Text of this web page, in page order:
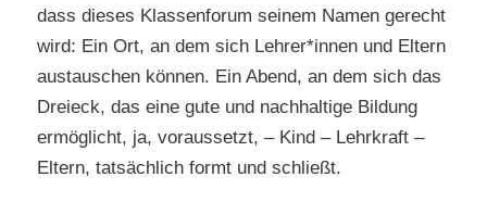
dass dieses Klassenforum seinem Namen gerecht
wird: Ein Ort, an dem sich Lehrer*innen und Eltern
austauschen können. Ein Abend, an dem sich das
Dreieck, das eine gute und nachhaltige Bildung
ermöglicht, ja, voraussetzt, – Kind – Lehrkraft –
Eltern, tatsächlich formt und schließt.